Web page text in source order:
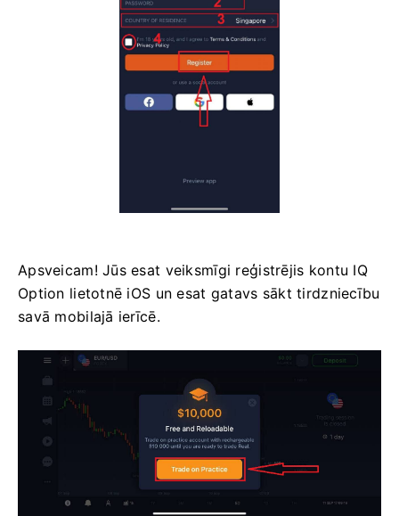
Apsveicam! Jūs esat veiksmīgi reģistrējis kontu IQ
Option lietotnē iOS un esat gatavs sākt tirdzniecību
savā mobilajā ierīcē.